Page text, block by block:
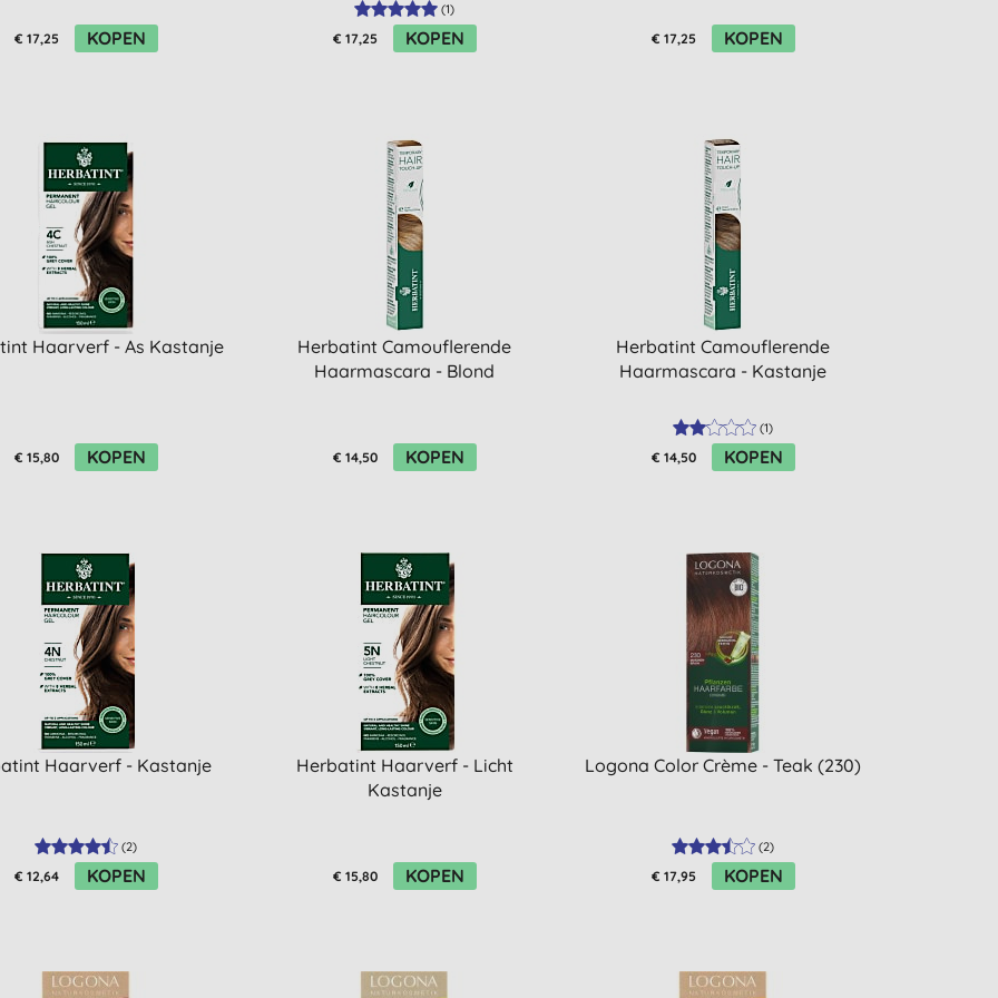
€ 17,25 KOPEN
(1)
€ 17,25 KOPEN € 17,25 KOPEN
Haarverf - As Kastanje
€ 15,80 KOPEN
Herbatint Camouflerende
Haarmascara - Blond
€ 14,50 KOPEN
Herbatint Camouflerende
Haarmascara - Kastanje
(1)
€ 14,50 KOPEN
Haarverf - Kastanje
(2)
€ 12,64 KOPEN
Herbatint Haarverf - Licht
Kastanje
€ 15,80 KOPEN
Logona Color Crème - Teak (230)
(2)
€ 17,95 KOPEN